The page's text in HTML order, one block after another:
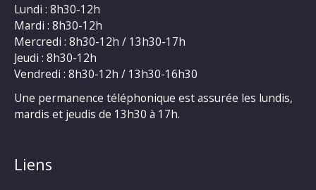
Lundi : 8h30-12h
Mardi : 8h30-12h
Mercredi : 8h30-12h / 13h30-17h
Jeudi : 8h30-12h
Vendredi : 8h30-12h / 13h30-16h30
Une permanence téléphonique est assurée les lundis,
mardis et jeudis de 13h30 à 17h.
Liens